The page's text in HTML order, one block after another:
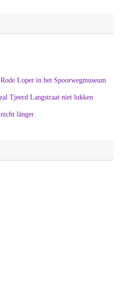
Loper in het Spoorwegmuseum
Tjeerd Langstraat niet lukken
länger